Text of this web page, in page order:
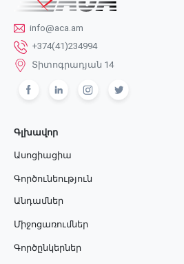
info@aca.am
+374(41)234994
Տիտոգրադյան 14
Գլխավոր
Ասոցիացիա
Գործունեություն
Անդամներ
Միջոցառումներ
Գործընկերներ